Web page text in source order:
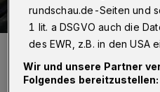
Eine der Baustellen in der City.
Foto: Achim Otto
rundschau.de-Seiten und
1 lit. a DSGVO auch die
des EWR, z.B. in den USA
Wir und unsere Partner
Folgendes bereitzustellen: